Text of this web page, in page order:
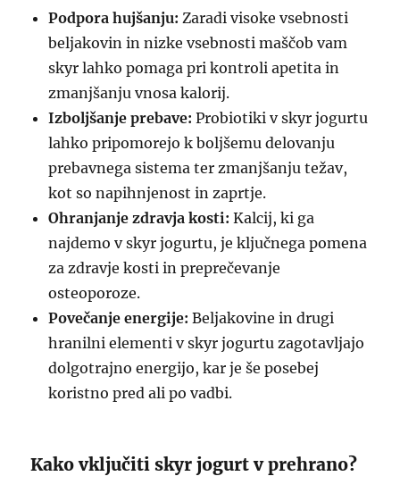
Podpora hujšanju: Zaradi visoke vsebnosti
beljakovin in nizke vsebnosti maščob vam
skyr lahko pomaga pri kontroli apetita in
zmanjšanju vnosa kalorij.
Izboljšanje prebave: Probiotiki v skyr jogurtu
lahko pripomorejo k boljšemu delovanju
prebavnega sistema ter zmanjšanju težav,
kot so napihnjenost in zaprtje.
Ohranjanje zdravja kosti: Kalcij, ki ga
najdemo v skyr jogurtu, je ključnega pomena
za zdravje kosti in preprečevanje
osteoporoze.
Povečanje energije: Beljakovine in drugi
hranilni elementi v skyr jogurtu zagotavljajo
dolgotrajno energijo, kar je še posebej
koristno pred ali po vadbi.
Kako vključiti skyr jogurt v prehrano?